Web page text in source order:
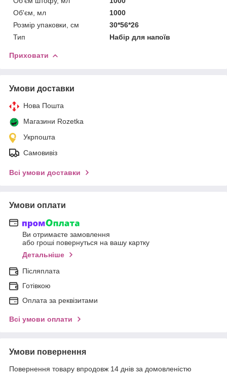
Об'єм, мл
1000
Розмір упаковки, см
30*56*26
Тип
Набір для напоїв
Приховати
Умови доставки
Нова Пошта
Магазини Rozetka
Укрпошта
Самовивіз
Всі умови доставки
Умови оплати
Ви отримаєте замовлення
або гроші повернуться на вашу картку
Детальніше
Післяплата
Готівкою
Оплата за реквізитами
Всі умови оплати
Умови повернення
Повернення товару впродовж 14 днів за домовленістю